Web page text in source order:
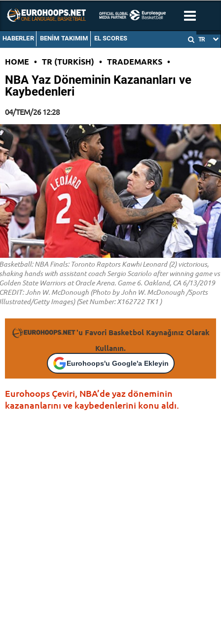
HABERLER BENIM TAKIMIM EL SCORES TR
HOME • TR (TURKISH) • TRADEMARKS •
NBA Yaz Döneminin Kazananları ve
Kaybedenleri
04/TEM/26 12:28
NBA Finals: Toronto Raptors Kawhi Leonard (2) victorious,
hands with assistant coach Sergio Scariolo after winning game vs
State Warriors at Oracle Arena. Game 6. Oakland, CA 6/13/2019
John W. McDonough (Photo by John W. McDonough /Sports
Getty Images) (Set Number: X162722 TK1 )
'u Favori Basketbol Kaynağınız Olarak
Kullanın.
Eurohoops'u Google'a Ekleyin
Eurohoops Çeviri, NBA’de yaz döneminin
kazananlarını ve kaybedenlerini konu aldı.